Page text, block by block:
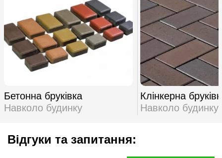
Бетонна бруківка
Навколо будинку
Клінкерна
Навколо будинку
Відгуки та запитання: